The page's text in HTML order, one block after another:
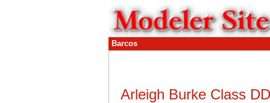
Barcos
Arleigh Burke Class